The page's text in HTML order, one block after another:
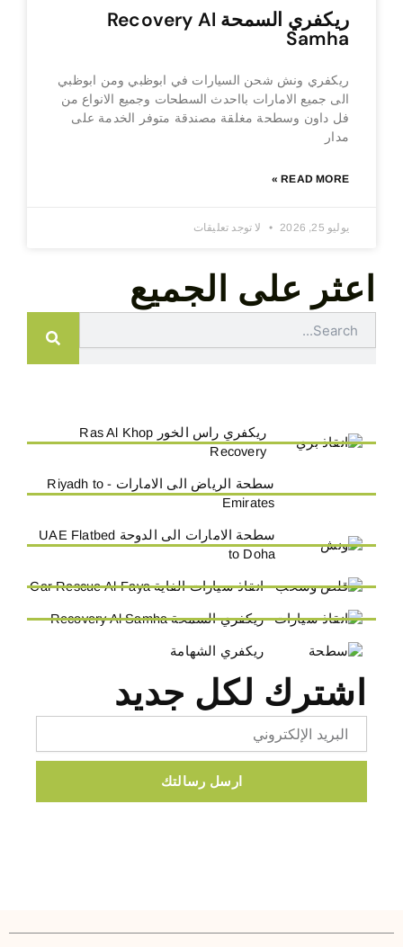
ريكفري السمحة Recovery Al
Samha
ريكفري ونش شحن السيارات في ابوظبي ومن ابوظبي
الى جميع الامارات بااحدث السطحات وجميع الانواع من
فل داون وسطحة مغلقة مصندقة متوفر الخدمة على
مدار
READ MORE »
يوليو 25, 2026 لا توجد تعليقات
اعثر على الجميع
ريكفري راس الخور Ras Al Khop
Recovery
سطحة الرياض الى الامارات - Riyadh to
Emirates
سطحة الامارات الى الدوحة UAE Flatbed
to Doha
انقاذ سيارات الفاية Car Rescue Al-Faya
ريكفري السمحة Recovery Al Samha
ريكفري الشهامة
اشترك لكل جديد
ارسل رسالتك